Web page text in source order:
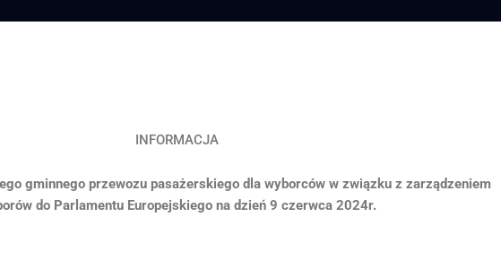
INFORMACJA
gminnego przewozu pasażerskiego dla wyborców w związku z zarządzeniem
do Parlamentu Europejskiego na dzień 9 czerwca 2024r.